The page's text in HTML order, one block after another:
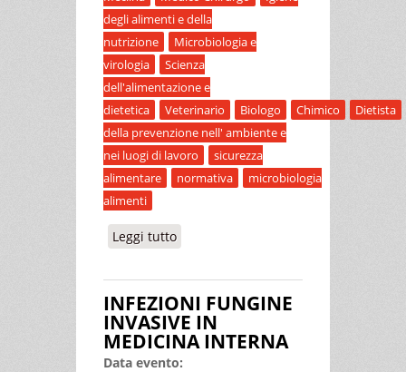
degli alimenti e della
nutrizione
Microbiologia e
virologia
Scienza
dell'alimentazione e
dietetica
Veterinario Biologo Chimico
Dietista
della prevenzione nell' ambiente e
nei luogi di lavoro
sicurezza
alimentare
normativa
microbiologia
alimenti
Leggi tutto
DALLE CRITICITÀ DEL PROCESSO AI
CONTROLLI UFFICIALI
INFEZIONI FUNGINE
INVASIVE IN
MEDICINA INTERNA
Data evento: